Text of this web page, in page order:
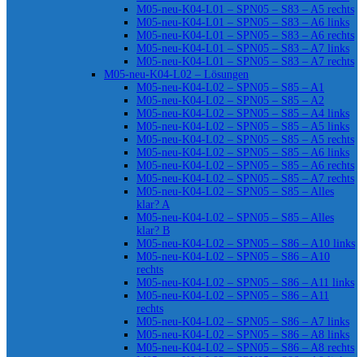
M05-neu-K04-L01 – SPN05 – S83 – A5 rechts
M05-neu-K04-L01 – SPN05 – S83 – A6 links
M05-neu-K04-L01 – SPN05 – S83 – A6 rechts
M05-neu-K04-L01 – SPN05 – S83 – A7 links
M05-neu-K04-L01 – SPN05 – S83 – A7 rechts
M05-neu-K04-L02 – Lösungen
M05-neu-K04-L02 – SPN05 – S85 – A1
M05-neu-K04-L02 – SPN05 – S85 – A2
M05-neu-K04-L02 – SPN05 – S85 – A4 links
M05-neu-K04-L02 – SPN05 – S85 – A5 links
M05-neu-K04-L02 – SPN05 – S85 – A5 rechts
M05-neu-K04-L02 – SPN05 – S85 – A6 links
M05-neu-K04-L02 – SPN05 – S85 – A6 rechts
M05-neu-K04-L02 – SPN05 – S85 – A7 rechts
M05-neu-K04-L02 – SPN05 – S85 – Alles
klar? A
M05-neu-K04-L02 – SPN05 – S85 – Alles
klar? B
M05-neu-K04-L02 – SPN05 – S86 – A10 links
M05-neu-K04-L02 – SPN05 – S86 – A10
rechts
M05-neu-K04-L02 – SPN05 – S86 – A11 links
M05-neu-K04-L02 – SPN05 – S86 – A11
rechts
M05-neu-K04-L02 – SPN05 – S86 – A7 links
M05-neu-K04-L02 – SPN05 – S86 – A8 links
M05-neu-K04-L02 – SPN05 – S86 – A8 rechts